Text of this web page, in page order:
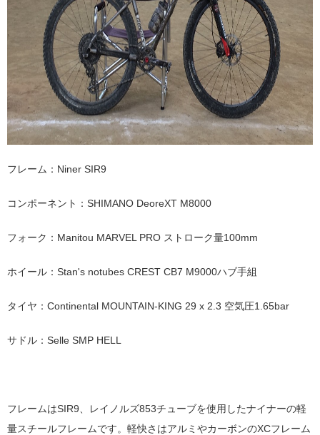
フレーム：Niner SIR9
コンポーネント：SHIMANO DeoreXT M8000
フォーク：Manitou MARVEL PRO ストローク量100mm
ホイール：Stan's notubes CREST CB7 M9000ハブ手組
タイヤ：Continental MOUNTAIN-KING 29 x 2.3 空気圧1.65bar
サドル：Selle SMP HELL
フレームはSIR9、レイノルズ853チューブを使用したナイナーの軽
量スチールフレームです。軽快さはアルミやカーボンのXCフレーム